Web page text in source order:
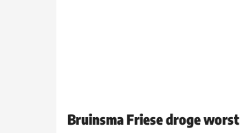
Bruinsma Friese droge worst